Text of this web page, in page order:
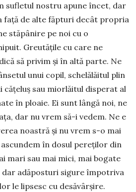
sufletul nostru apune încet, dar
față de alte făpturi decât pro­pria
stăpânire pe noi cu o
Greu­tățile cu care ne
să pri­vim și în altă parte. Ne
unui copil, schelălăitul plin
cățeluș sau miorlăitul disperat al
în ploaie. Ei sunt lângă noi, ne
dar nu vrem să-i ve­dem. Ne e
noastră și nu vrem s-o mai
în dosul pereților din
mari sau mai mici, mai bogate
dar adăposturi sigure îm­potriva
le lipsesc cu desă­vârșire.